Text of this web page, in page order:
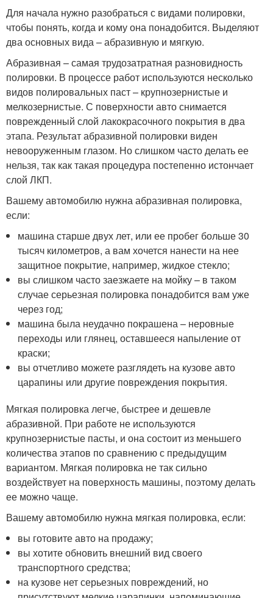
Для начала нужно разобраться с видами полировки,
чтобы понять, когда и кому она понадобится. Выделяют
два основных вида – абразивную и мягкую.
Абразивная – самая трудозатратная разновидность
полировки. В процессе работ используются несколько
видов полировальных паст – крупнозернистые и
мелкозернистые. С поверхности авто снимается
поврежденный слой лакокрасочного покрытия в два
этапа. Результат абразивной полировки виден
невооруженным глазом. Но слишком часто делать ее
нельзя, так как такая процедура постепенно истончает
слой ЛКП.
Вашему автомобилю нужна абразивная полировка,
если:
машина старше двух лет, или ее пробег больше 30
тысяч километров, а вам хочется нанести на нее
защитное покрытие, например, жидкое стекло;
вы слишком часто заезжаете на мойку – в таком
случае серьезная полировка понадобится вам уже
через год;
машина была неудачно покрашена – неровные
переходы или глянец, оставшееся напыление от
краски;
вы отчетливо можете разглядеть на кузове авто
царапины или другие повреждения покрытия.
Мягкая полировка легче, быстрее и дешевле
абразивной. При работе не используются
крупнозернистые пасты, и она состоит из меньшего
количества этапов по сравнению с предыдущим
вариантом. Мягкая полировка не так сильно
воздействует на поверхность машины, поэтому делать
ее можно чаще.
Вашему автомобилю нужна мягкая полировка, если:
вы готовите авто на продажу;
вы хотите обновить внешний вид своего
транспортного средства;
на кузове нет серьезных повреждений, но